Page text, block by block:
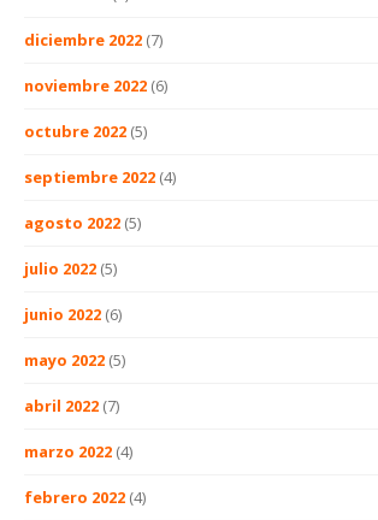
diciembre 2022 (7)
noviembre 2022 (6)
octubre 2022 (5)
septiembre 2022 (4)
agosto 2022 (5)
julio 2022 (5)
junio 2022 (6)
mayo 2022 (5)
abril 2022 (7)
marzo 2022 (4)
febrero 2022 (4)